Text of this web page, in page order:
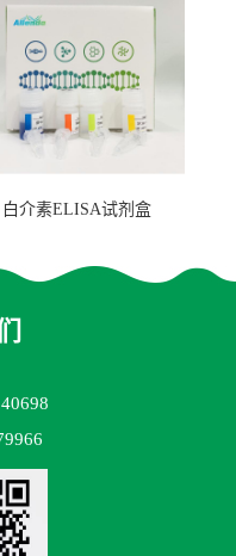
白介素ELISA试剂盒